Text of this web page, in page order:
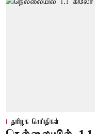
தமிழக செய்திகள்